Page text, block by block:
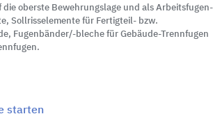
die oberste Bewehrungslage und als Arbeitsfugen-
Sollrisselemente für Fertigteil- bzw.
Fugenbänder/-bleche für Gebäude-Trennfugen
starten